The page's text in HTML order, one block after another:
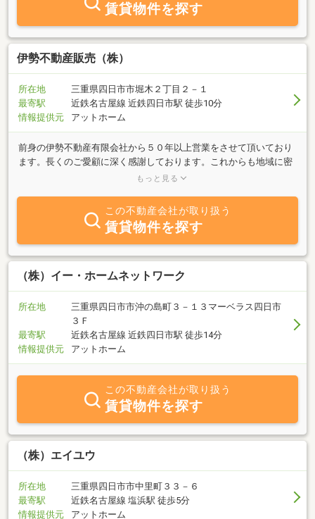
賃貸物件を探す
伊勢不動産販売（株）
所在地
三重県四日市市堀木２丁目２－１
最寄駅
近鉄名古屋線 近鉄四日市駅 徒歩10分
情報提供元
アットホーム
前身の伊勢不動産有限会社から５０年以上営業をさせて頂いており
ます。長くのご愛顧に深く感謝しております。これからも地域に密
着した営業活動でお客様を全力でサポートします。この地域で不動
の山街道沿いに面しており、お車でお越し頂きやすい場所に位置
し、駐車スペースも完備しておりますので、お気軽にご来店頂けま
す。店内は常時３５０物件を展示しており、ご自由にご覧になる事
ができます。
もっと見る
この不動産会社が取り扱う
賃貸物件を探す
（株）イー・ホームネットワーク
所在地
三重県四日市市沖の島町３－１３マーベラス四日市
３Ｆ
最寄駅
近鉄名古屋線 近鉄四日市駅 徒歩14分
情報提供元
アットホーム
この不動産会社が取り扱う
賃貸物件を探す
（株）エイユウ
所在地
三重県四日市市中里町３３－６
最寄駅
近鉄名古屋線 塩浜駅 徒歩5分
情報提供元
アットホーム